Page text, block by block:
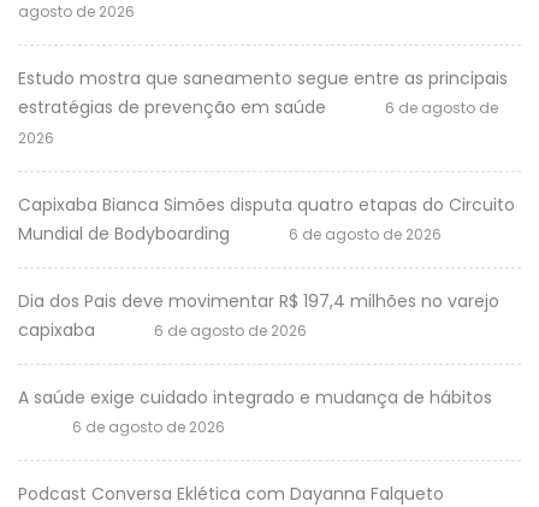
agosto de 2026
Estudo mostra que saneamento segue entre as principais
estratégias de prevenção em saúde
6 de agosto de
2026
Capixaba Bianca Simões disputa quatro etapas do Circuito
Mundial de Bodyboarding
6 de agosto de 2026
Dia dos Pais deve movimentar R$ 197,4 milhões no varejo
capixaba
6 de agosto de 2026
A saúde exige cuidado integrado e mudança de hábitos
6 de agosto de 2026
Podcast Conversa Eklética com Dayanna Falqueto